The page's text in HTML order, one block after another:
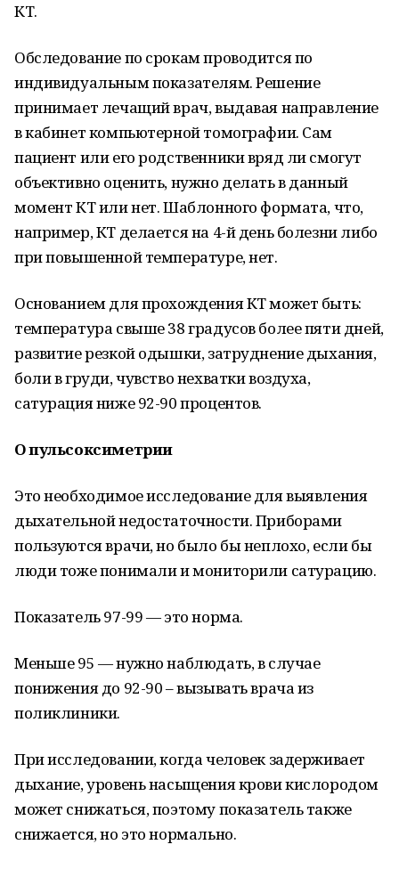
КТ.
Обследование по срокам проводится по
индивидуальным показателям. Решение
принимает лечащий врач, выдавая направление
в кабинет компьютерной томографии. Сам
пациент или его родственники вряд ли смогут
объективно оценить, нужно делать в данный
момент КТ или нет. Шаблонного формата, что,
например, КТ делается на 4-й день болезни либо
при повышенной температуре, нет.
Основанием для прохождения КТ может быть:
температура свыше 38 градусов более пяти дней,
развитие резкой одышки, затруднение дыхания,
боли в груди, чувство нехватки воздуха,
сатурация ниже 92-90 процентов.
О пульсоксиметрии
Это необходимое исследование для выявления
дыхательной недостаточности. Приборами
пользуются врачи, но было бы неплохо, если бы
люди тоже понимали и мониторили сатурацию.
Показатель 97-99 — это норма.
Меньше 95 — нужно наблюдать, в случае
понижения до 92-90 – вызывать врача из
поликлиники.
При исследовании, когда человек задерживает
дыхание, уровень насыщения крови кислородом
может снижаться, поэтому показатель также
снижается, но это нормально.